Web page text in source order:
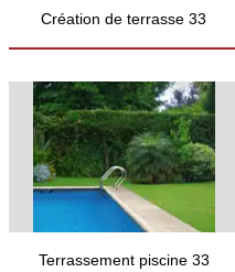
Création de terrasse 33
Terrassement piscine 33